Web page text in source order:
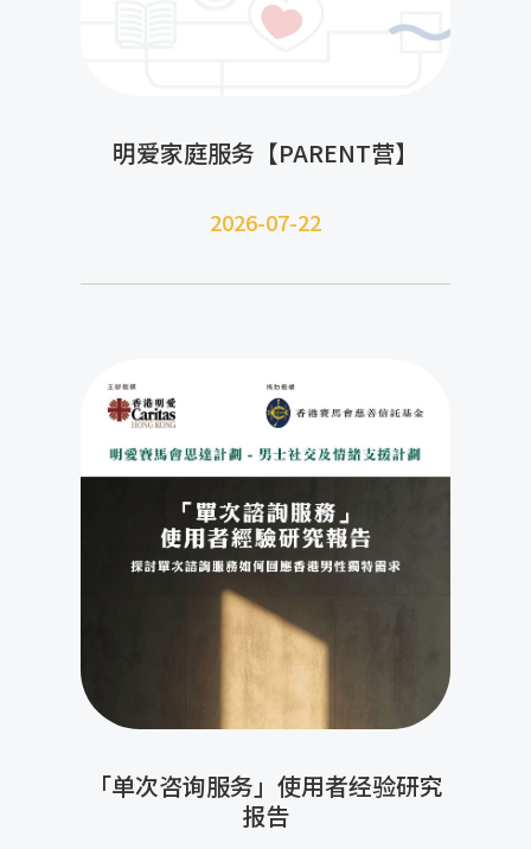
明爱家庭服务【PARENT营】
2026-07-22
「单次咨询服务」使用者经验研究
报告